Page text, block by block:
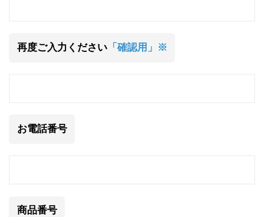
再度ご入力ください「確認用」※
お電話番号
商品番号